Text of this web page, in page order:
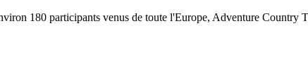
180 participants venus de toute l'Europe, Adventure Country